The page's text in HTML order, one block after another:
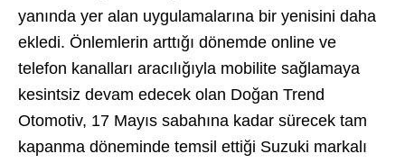
yanında yer alan uygulamalarına bir yenisini daha
ekledi. Önlemlerin arttığı dönemde online ve
telefon kanalları aracılığıyla mobilite sağlamaya
kesintsiz devam edecek olan Doğan Trend
Otomotiv, 17 Mayıs sabahına kadar sürecek tam
kapanma döneminde temsil ettiği Suzuki markalı